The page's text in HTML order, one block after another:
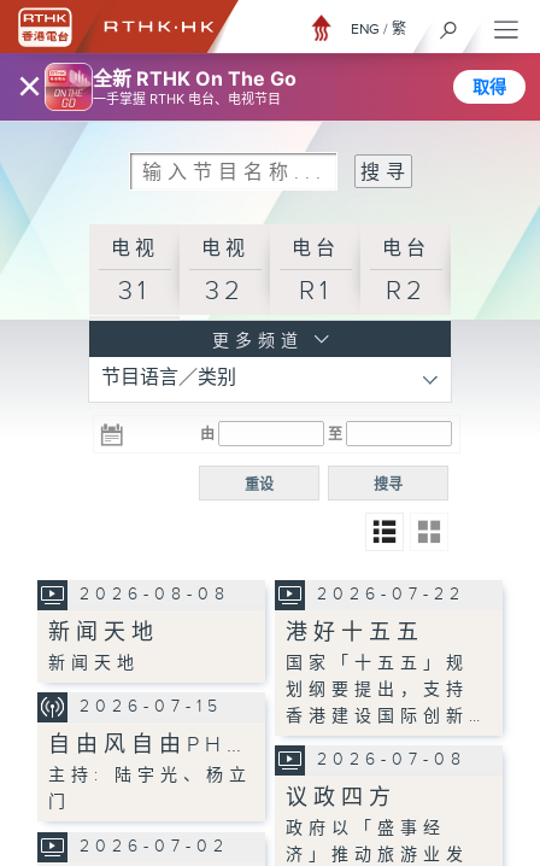
× 全新 RTHK On The Go
一手掌握 RTHK 电台、电视节目
取得
ENG / 繁
电视
31
电视
32
电台
R1
电台
R2
R3
电台 电台
R5
电台
普通
更多频道
节目语言／类别
由 至
搜寻
重设
2026-08-08
新闻天地
新闻天地
2026-07-22
港好十五五
国家「十五五」规
划纲要提出，支持
香港建设国际创新…
2026-07-15
自由风自由PH…
主持: 陆宇光、杨立
门
2026-07-08
议政四方
政府以「盛事经
济」推动旅游业发
2026-07-02